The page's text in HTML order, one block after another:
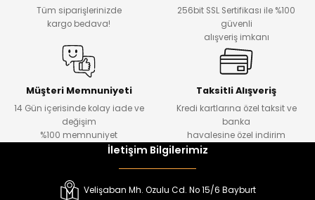
Tüm siparişlerinizde
kargo bedava!
256bit SSL Sertifikası ile %100
güvenli
alışveriş imkanı
Müşteri Memnuniyeti
14 Gün içerisinde kolay iade ve
değişim
%100 memnuniyet
Taksitli Alışveriş
Kredi kartlarına özel taksit ve
banka
havalesine özel indirim
İletişim Bilgilerimiz
Velişaban Mh. Ozulu Cd. No 15/6 Bayburt